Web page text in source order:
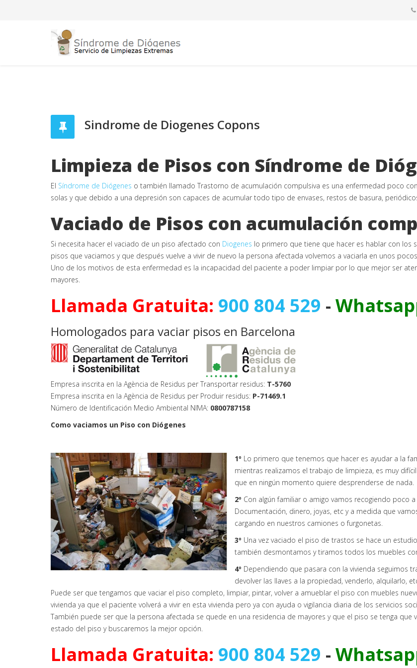
Sindrome de Diogenes Copons
Limpieza de Pisos con Síndrome de
El Síndrome de Diógenes o también llamado Trastorno de acumulación compulsiva es una enfermedad poco
solas y que debido a una depresión son capaces de acumular todo tipo de envases, restos de basura,
Vaciado de Pisos con acumulación
Si necesita hacer el vaciado de un piso afectado con Diogenes lo primero que tiene que hacer es hablar con los
pisos que vaciamos y que después vuelve a vivir de nuevo la persona afectada volvemos a vaciarla en unos
Uno de los motivos de esta enfermedad es la incapacidad del paciente a poder limpiar por lo que mejor ser
mayores.
Llamada Gratuita: 900 804 529 -
Homologados para vaciar pisos en Barcelona
Empresa inscrita en la Agència de Residus per Transportar residus: T-5760
Empresa inscrita en la Agència de Residus per Produir residus: P-71469.1
Número de Identificación Medio Ambiental NIMA: 0800787158
Como vaciamos un Piso con Diógenes
1º Lo primero que tenemos que hacer es ayudar a la
mientras realizamos el trabajo de limpieza, es muy
que en ningún momento quiere desprenderse de nada.
2º Con algún familiar o amigo vamos recogiendo
Documentación, dinero, joyas, etc y a medida que
cargando en nuestros camiones o furgonetas.
3º Una vez vaciado el piso de trastos se hace un
también desmontamos y tiramos todos los muebles
4º Dependiendo que pasara con la vivienda seguimos
devolver las llaves a la propiedad, venderlo, alquilarlo,
Puede ser que tengamos que vaciar el piso completo, limpiar, pintar, volver a amueblar el piso con muebles
vivienda ya que el paciente volverá a vivir en esta vivienda pero ya con ayuda o vigilancia diaria de los servicios
También puede ser que la persona afectada se quede en una residencia de mayores y que el piso se tenga
estado del piso y buscaremos la mejor opción.
Llamada Gratuita: 900 804 529 -